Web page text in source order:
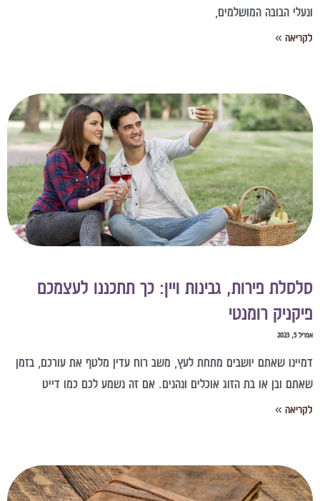
הבובה המושלמים,
»
פירות, גבינות ויין: כך תתכננו לעצמכם
רומנטי
5, 2023
שאתם יושבים מתחת לעץ, משב רוח עדין מלטף את עורכם, בזמן
ובן או בת הזוג אוכלים ונהנים. אם זה נשמע לכם כמו דייט
»